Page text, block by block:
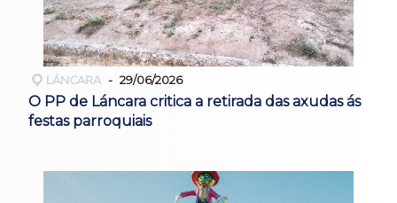
LÁNCARA 29/06/2026
O PP de Láncara critica a retirada das axudas ás
festas parroquiais